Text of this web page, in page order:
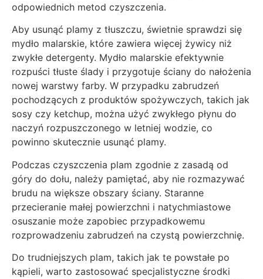
odpowiednich metod czyszczenia.
Aby usunąć plamy z tłuszczu, świetnie sprawdzi się
mydło malarskie, które zawiera więcej żywicy niż
zwykłe detergenty. Mydło malarskie efektywnie
rozpuści tłuste ślady i przygotuje ściany do nałożenia
nowej warstwy farby. W przypadku zabrudzeń
pochodzących z produktów spożywczych, takich jak
sosy czy ketchup, można użyć zwykłego płynu do
naczyń rozpuszczonego w letniej wodzie, co
powinno skutecznie usunąć plamy.
Podczas czyszczenia plam zgodnie z zasadą od
góry do dołu, należy pamiętać, aby nie rozmazywać
brudu na większe obszary ściany. Staranne
przecieranie małej powierzchni i natychmiastowe
osuszanie może zapobiec przypadkowemu
rozprowadzeniu zabrudzeń na czystą powierzchnię.
Do trudniejszych plam, takich jak te powstałe po
kąpieli, warto zastosować specjalistyczne środki